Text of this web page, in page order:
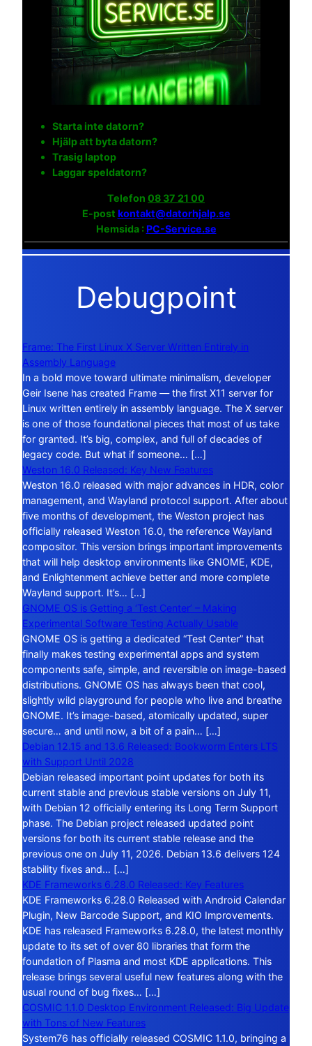
Starta inte datorn?
Hjälp att byta datorn?
Trasig laptop
Laggar speldatorn?
Telefon 08 37 21 00
E-post kontakt@datorhjalp.se
Hemsida :PC-Service.se
Debugpoint
Frame: The First Linux X Server Written Entirely in
Assembly Language
In a bold move toward ultimate minimalism, developer
Geir Isene has created Frame — the first X11 server for
Linux written entirely in assembly language. The X server
is one of those foundational pieces that most of us take
for granted. It’s big, complex, and full of decades of
legacy code. But what if someone… […]
Weston 16.0 Released: Key New Features
Weston 16.0 released with major advances in HDR, color
management, and Wayland protocol support. After about
five months of development, the Weston project has
officially released Weston 16.0, the reference Wayland
compositor. This version brings important improvements
that will help desktop environments like GNOME, KDE,
and Enlightenment achieve better and more complete
Wayland support. It’s… […]
GNOME OS is Getting a ‘Test Center’ – Making
Experimental Software Testing Actually Usable
GNOME OS is getting a dedicated “Test Center” that
finally makes testing experimental apps and system
components safe, simple, and reversible on image-based
distributions. GNOME OS has always been that cool,
slightly wild playground for people who live and breathe
GNOME. It’s image-based, atomically updated, super
secure… and until now, a bit of a pain… […]
Debian 12.15 and 13.6 Released: Bookworm Enters LTS
with Support Until 2028
Debian released important point updates for both its
current stable and previous stable versions on July 11,
with Debian 12 officially entering its Long Term Support
phase. The Debian project released updated point
versions for both its current stable release and the
previous one on July 11, 2026. Debian 13.6 delivers 124
stability fixes and… […]
KDE Frameworks 6.28.0 Released: Key Features
KDE Frameworks 6.28.0 Released with Android Calendar
Plugin, New Barcode Support, and KIO Improvements.
KDE has released Frameworks 6.28.0, the latest monthly
update to its set of over 80 libraries that form the
foundation of Plasma and most KDE applications. This
release brings several useful new features along with the
usual round of bug fixes… […]
COSMIC 1.1.0 Desktop Environment Released: Big Update
with Tons of New Features
System76 has officially released COSMIC 1.1.0, bringing a